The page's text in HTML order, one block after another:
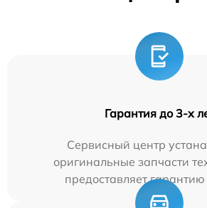
Гарантия до 3-х
Сервисный центр
оригинальные запчасти
предоставляет гарантию